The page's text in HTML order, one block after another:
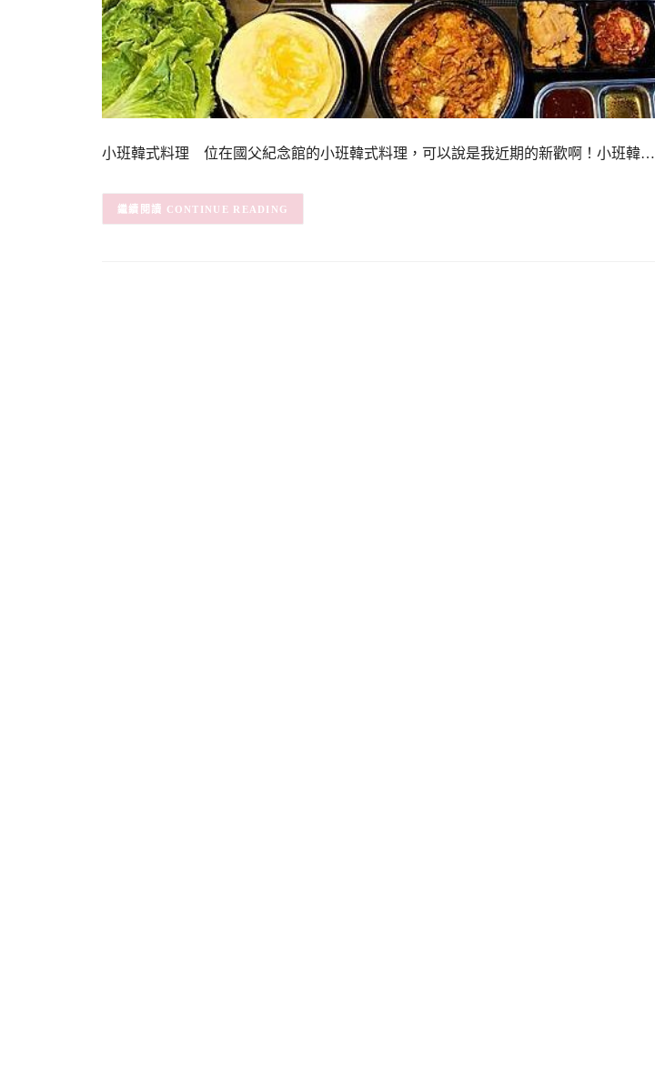
小班韓式料理 位在國父紀念館的小班韓式料理，可以說是我近期的新歡啊！小班韓…
CONTINUE READING